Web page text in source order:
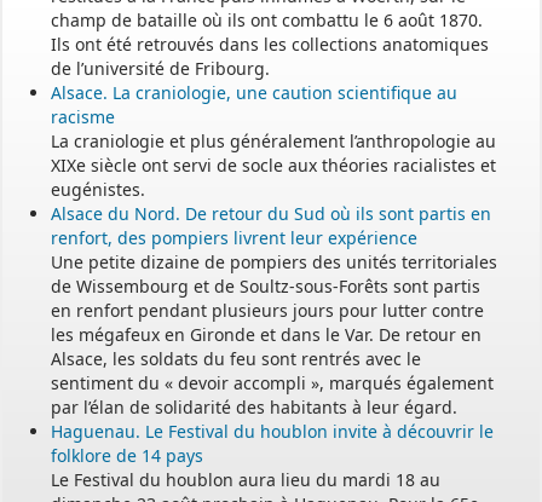
champ de bataille où ils ont combattu le 6 août 1870.
Ils ont été retrouvés dans les collections anatomiques
de l’université de Fribourg.
Alsace. La craniologie, une caution scientifique au
racisme
La craniologie et plus généralement l’anthropologie au
XIXe siècle ont servi de socle aux théories racialistes et
eugénistes.
Alsace du Nord. De retour du Sud où ils sont partis en
renfort, des pompiers livrent leur expérience
Une petite dizaine de pompiers des unités territoriales
de Wissembourg et de Soultz-sous-Forêts sont partis
en renfort pendant plusieurs jours pour lutter contre
les mégafeux en Gironde et dans le Var. De retour en
Alsace, les soldats du feu sont rentrés avec le
sentiment du « devoir accompli », marqués également
par l’élan de solidarité des habitants à leur égard.
Haguenau. Le Festival du houblon invite à découvrir le
folklore de 14 pays
Le Festival du houblon aura lieu du mardi 18 au